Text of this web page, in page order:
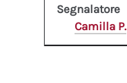
Segnalatore
Camilla P.